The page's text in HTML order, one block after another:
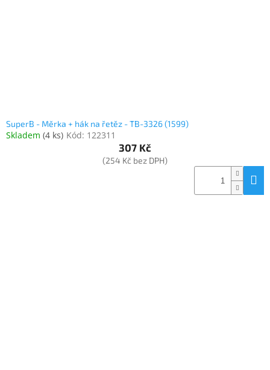
SuperB - Měrka + hák na řetěz - TB-3326 (1599)
Skladem (4 ks) Kód: 122311
307 Kč
(254 Kč bez DPH)